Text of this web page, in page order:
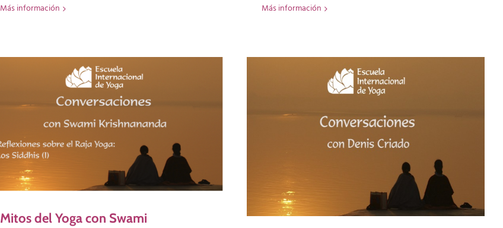
Más información Más información
Mitos del Yoga con Swami